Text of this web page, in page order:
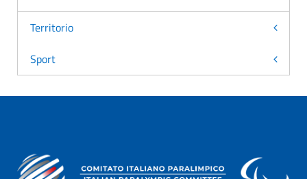
Territorio
Sport